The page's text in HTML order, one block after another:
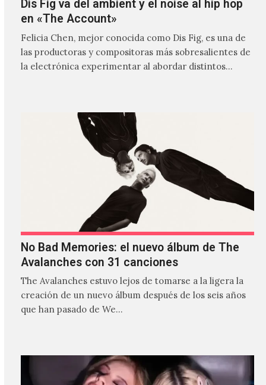
Dis Fig va del ambient y el noise al hip hop
en «The Account»
Felicia Chen, mejor conocida como Dis Fig, es una de
las productoras y compositoras más sobresalientes de
la electrónica experimentar al abordar distintos
No Bad Memories: el nuevo álbum de The
Avalanches con 31 canciones
The Avalanches estuvo lejos de tomarse a la ligera la
creación de un nuevo álbum después de los seis años
que han pasado de We…